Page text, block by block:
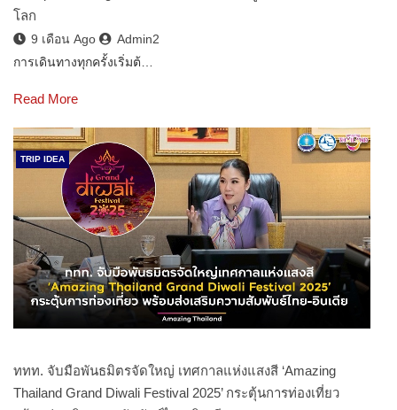
โลก
9 เดือน Ago
Admin2
การเดินทางทุกครั้งเริ่มต้…
Read More
TRIP IDEA
ททท. จับมือพันธมิตรจัดใหญ่ เทศกาลแห่งแสงสี ‘Amazing
Thailand Grand Diwali Festival 2025’ กระตุ้นการท่องเที่ยว